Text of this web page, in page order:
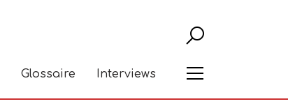
Glossaire Interviews